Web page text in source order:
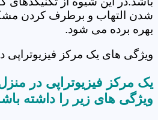
شدن التهاب و برطرف کردن
بهره برده می شود.
ویژگی های یک مرکز
یک مرکز فیزیوتراپی در منزل
ویژگی های زیر را داشته